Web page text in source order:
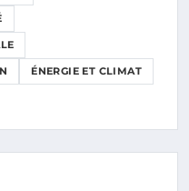
ÉNERGIE ET CLIMAT